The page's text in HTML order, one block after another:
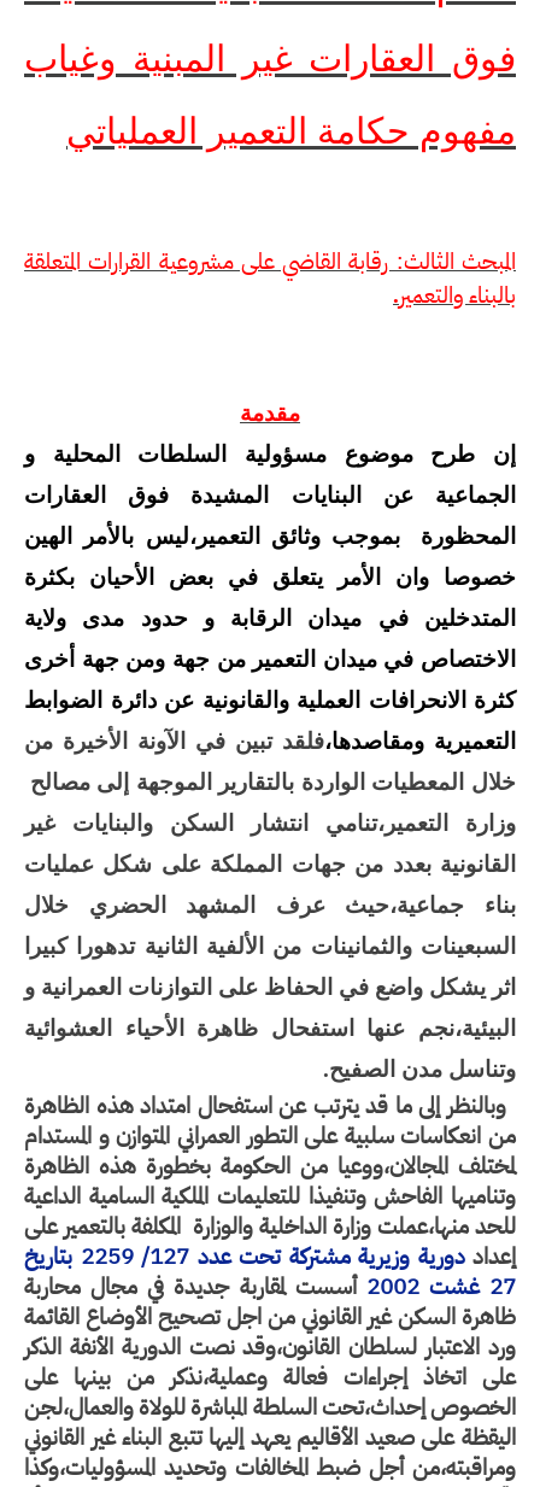
فوق العقارات غير المبنية وغياب
مفهوم حكامة التعمير العملياتي
المبحث الثالث: رقابة القاضي على مشروعية القرارات المتعلقة
بالبناء والتعمير.
مقدمة
إن طرح موضوع مسؤولية السلطات المحلية و
الجماعية عن البنايات المشيدة فوق العقارات
المحظورة
بموجب وثائق التعمير،ليس بالأمر الهين
خصوصا وان الأمر يتعلق في بعض الأحيان بكثرة
المتدخلين في ميدان الرقابة و حدود مدى ولاية
الاختصاص في ميدان التعمير من جهة ومن جهة أخرى
كثرة الانحرافات العملية والقانونية عن دائرة الضوابط
التعميرية ومقاصدها،فلقد تبين في الآونة الأخيرة من
خلال المعطيات الواردة بالتقارير الموجهة إلى مصالح
وزارة التعمير،تنامي انتشار السكن والبنايات غير
القانونية بعدد من جهات المملكة على شكل عمليات
بناء جماعية،حيثعرف المشهد الحضري خلال
السبعينات والثمانينات من الألفية الثانية تدهورا كبيرا
اثر يشكل واضع في الحفاظ على التوازنات العمرانية و
البيئية،نجم عنها استفحال ظاهرة الأحياء العشوائية
وتناسل مدن الصفيح.
وبالنظر إلى ما قد يترتب عن استفحال امتداد هذه الظاهرة
من انعكاسات سلبية على التطور العمراني المتوازن و المستدام
لمختلف المجالان،ووعيا من الحكومة بخطورة هذه الظاهرة
وتناميها الفاحش وتنفيذا للتعليمات الملكية السامية الداعية
للحد منها،عملت وزارة الداخلية والوزارة المكلفة بالتعمير على
إعداد
دورية وزيرية مشتركة تحت عدد 127/ 2259 بتاريخ
27 غشت 2002
أسست لمقاربة جديدة في مجال محاربة
ظاهرة السكن غير القانوني من اجل تصحيح الأوضاع القائمة
ورد الاعتبار لسلطان القانون،وقد نصت الدورية الأنفة الذكر
على اتخاذ إجراءات فعالة وعملية،نذكر من بينها على
الخصوص إحداث،تحت السلطة المباشرة للولاة والعمال،لجن
اليقظة على صعيد الأقاليم يعهد إليها تتبع البناء غير القانوني
ومراقبته،من أجل ضبط المخالفات وتحديد المسؤوليات،وكذا